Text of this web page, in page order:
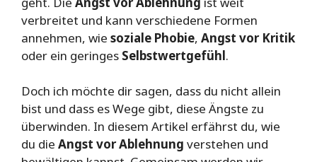
verbreitet und kann verschiedene Formen
annehmen, wie soziale Phobie, Angst vor Kritik
oder ein geringes Selbstwertgefühl.
Doch ich möchte dir sagen, dass du nicht allein
bist und dass es Wege gibt, diese Ängste zu
überwinden. In diesem Artikel erfährst du, wie
du die Angst vor Ablehnung verstehen und